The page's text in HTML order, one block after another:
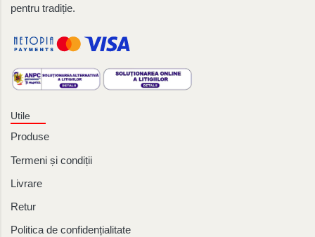
pentru tradiție.
Utile
Produse
Termeni și condiții
Livrare
Retur
Politica de confidențialitate